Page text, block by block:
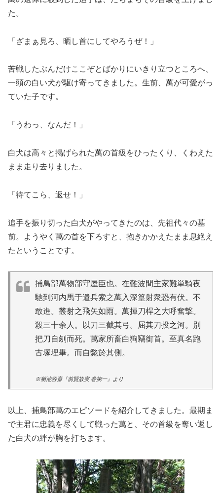
た。
「ざまぁ見ろ、晒し首にしてやろうぜ！」
苦戦したぶんだけここぞとばかりにいきり立つところへ、
一頭の白い犬が駆け寄ってきました。生前、萬が可愛がっ
ていた子です。
「うわっ、なんだ！」
白犬は高々と掲げられた萬の首級をひったくり、くわえた
まま走り去りました。
「待てこら、返せ！」
追手を振り切った白犬がやってきたのは、先祖代々の墓
前。ようやく萬の首を下ろすと、抱きかかえたまま息絶え
たということです。
捕鳥部萬物部守屋臣也。在難波間主家難単騎夜
馳到河内馬于遣兵索之萬入深篁射衆恐有伏。不
敢進。叢射之飛矢如雨。萬揮刀桿之大呼奮撃。
殺三十余人。以刀三截其弓。屈其刀投之河。別
把刀自刎而死。萬家所畜白狗竊銜首。至真名跑
古塚埋畢。而自斃於其側。
※菊池容斎『前賢故実 巻第一』より
以上、捕鳥部萬のエピソードを紹介してきました。最期ま
で主君に忠義を尽くして戦った萬と、その首級を奪い返し
た白犬の絆が胸を打ちます。